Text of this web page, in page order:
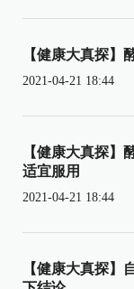
【健康大真探】
2021-04-21 18:44
【健康大真探】
适宜服用
2021-04-21 18:44
【健康大真探】